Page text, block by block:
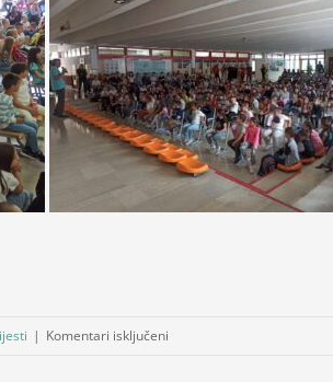
| Komentari isključeni